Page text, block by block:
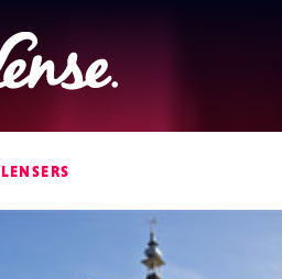
Lense
LENSERS